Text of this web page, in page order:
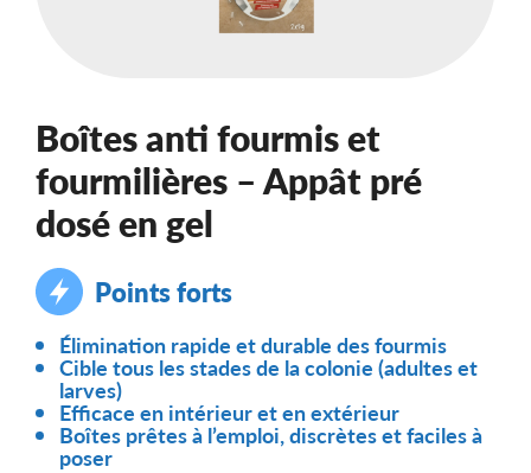
Boîtes anti fourmis et
fourmilières – Appât pré
dosé en gel
Points forts
Élimination rapide et durable des fourmis
Cible tous les stades de la colonie (adultes et
larves)
Efficace en intérieur et en extérieur
Boîtes prêtes à l’emploi, discrètes et faciles à
poser